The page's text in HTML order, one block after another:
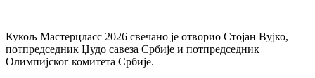
Кукољ Мастерцласс 2026 свечано је отворио Стојан Вујко,
потпредседник Џудо савеза Србије и потпредседник
Олимпијског комитета Србије.